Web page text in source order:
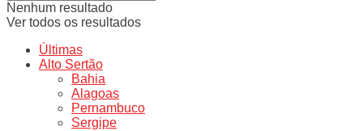
Nenhum resultado
Ver todos os resultados
Últimas
Alto Sertão
Bahia
Alagoas
Pernambuco
Sergipe